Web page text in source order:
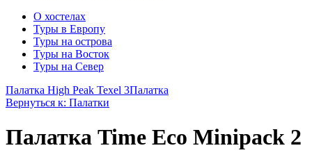
О хостелах
Туры в Европу
Туры на острова
Туры на Восток
Туры на Север
Палатка High Peak Texel 3Палатка
Вернуться к: Палатки
Палатка Time Eco Minipack 2